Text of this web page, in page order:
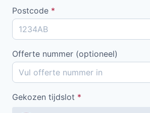
Postcode *
Offerte nummer (optioneel)
Gekozen tijdslot *